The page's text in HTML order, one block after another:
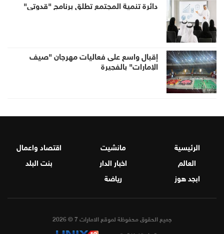
دائرة تنمية المجتمع تطلق برنامج "قدوتي"
إقبال واسع على فعاليات مهرجان "صيف
الإمارات" بالفجيرة
الرئيسية مانشيت
اقتصاد واعمال
العالم
اخبار الدار
بنت البلد
ابجد هوز
رياضة
جميع الحقوق محفوظة لموقع الامارات 7 © 2026